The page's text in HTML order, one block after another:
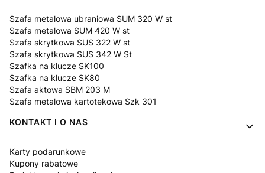
Szafa metalowa ubraniowa SUM 320 W st
Szafa metalowa SUM 420 W st
Szafa skrytkowa SUS 322 W st
Szafa skrytkowa SUS 342 W St
Szafka na klucze SK100
Szafka na klucze SK80
Szafa aktowa SBM 203 M
Szafa metalowa kartotekowa Szk 301
KONTAKT I O NAS
Karty podarunkowe
Kupony rabatowe